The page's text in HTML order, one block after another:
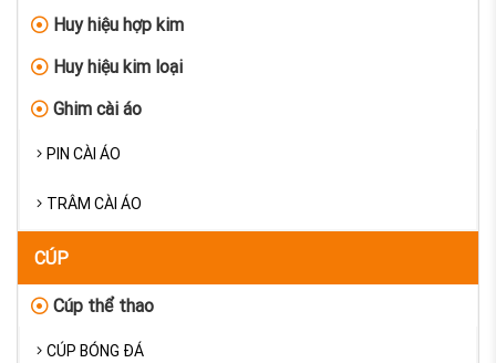
Huy hiệu hợp kim
Huy hiệu kim loại
Ghim cài áo
PIN CÀI ÁO
TRÂM CÀI ÁO
CÚP
Cúp thể thao
CÚP BÓNG ĐÁ